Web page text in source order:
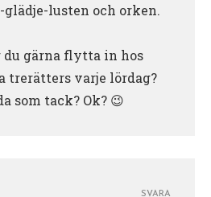
glädje-lusten och orken.
du gärna flytta in hos
trerätters varje lördag?
som tack? Ok? 😉
SVARA